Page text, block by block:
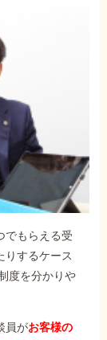
でもらえる受
りするケース
度を分かりや
員がお客様の